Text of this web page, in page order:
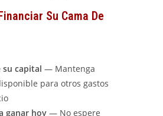
Su Cama De
su capital — Mantenga
para otros gastos
ganar hoy — No espere